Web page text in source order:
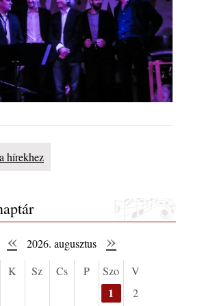
hírekhez
« 2026. augusztus »
K Sz Cs P Szo V
1
2